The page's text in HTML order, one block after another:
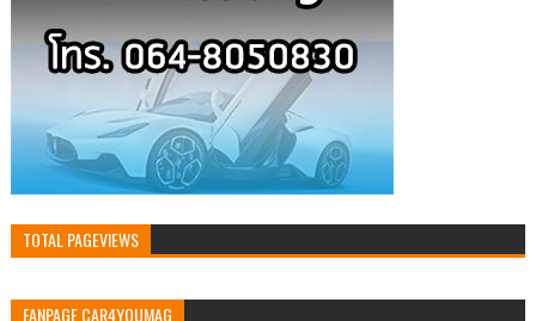
TOTAL PAGEVIEWS
FANPAGE CAR4YOUMAG